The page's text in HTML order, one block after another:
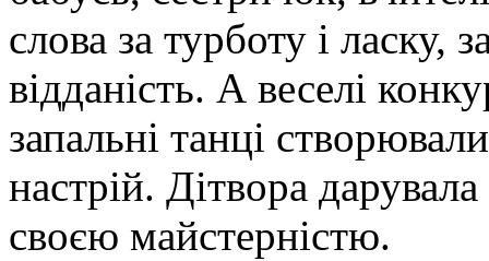
слова за турботу і ласку,
відданість. А веселі
запальні танці
настрій. Дітвора
своєю майстерністю.